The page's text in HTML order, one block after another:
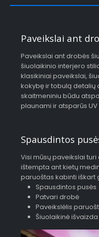
Paveikslai ant
Paveikslai ant drobės
šiuolaikinio interjero
klasikiniai paveikslai,
kokybę ir tobulą detalių
skaitmeniniu būdu
plaunami ir atsparūs
Spausdintos
Visi mūsų paveikslai
ištempta ant kietų
paruoštas kabinti iškart
Spausdintos pusės
Patvari drobė
Paveikslėlis
Šiuolaikinė išvaizda